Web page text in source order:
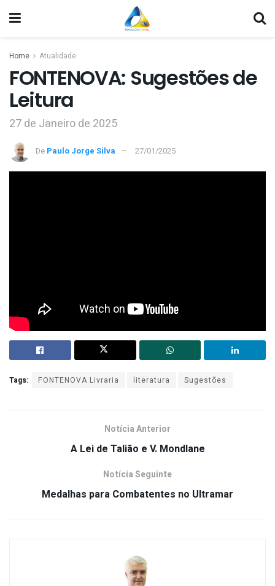
Home Atualidade
FONTENOVA: Sugestões de
Leitura
27 de Janeiro de 2025
De Paulo Jorge Silva 27/01/2025
Tags: FONTENOVA Livraria literatura Sugestões
Notícia Anterior
A Lei de Talião e V. Mondlane
Notícia Seguinte
Medalhas para Combatentes no Ultramar